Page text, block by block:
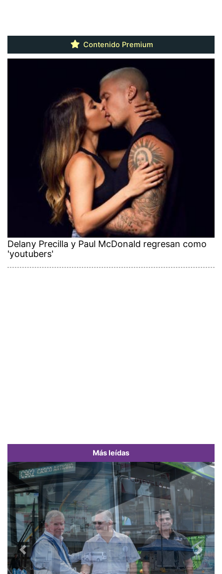
Contenido Premium
Delany Precilla y Paul McDonald regresan como
'youtubers'
Más leídas
Previous Next